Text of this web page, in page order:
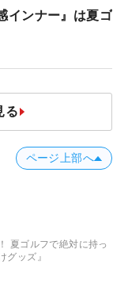
インナー』は夏ゴ
る
ページ上部へ
夏ゴルフで絶対に持っ
グッズ』